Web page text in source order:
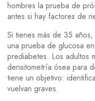
hombres la prueba de
antes si hay factores de
Si tienes más de 35
una prueba de glucosa
prediabetes. Los adultos
densitometría ósea para
tiene un objetivo:
vuelvan graves.